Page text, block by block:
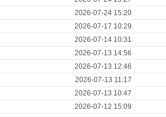
2026-07-24 15:20
2026-07-17 10:29
2026-07-14 10:31
2026-07-13 14:56
2026-07-13 12:46
2026-07-13 11:17
2026-07-13 10:47
2026-07-12 15:09